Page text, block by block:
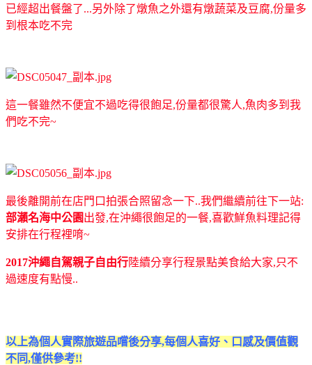
已經超出餐盤了...另外除了燉魚之外還有燉蔬菜及豆腐,份量多
到根本吃不完
這一餐雖然不便宜不過吃得很飽足,份量都很驚人,魚肉多到我
們吃不完~
最後離開前在店門口拍張合照留念一下..我們繼續前往下一站:
部瀨名海中公園出發,在沖繩很飽足的一餐,喜歡鮮魚料理記得
安排在行程裡唷~
2017沖繩自駕親子自由行陸續分享行程景點美食給大家,只不
過速度有點慢..
以上為個人實際旅遊品嚐後分享,每個人喜好、口感及價值觀
不同,僅供參考!!